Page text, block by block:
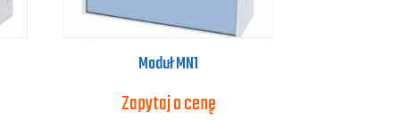
Moduł MN1
Zapytaj o cenę